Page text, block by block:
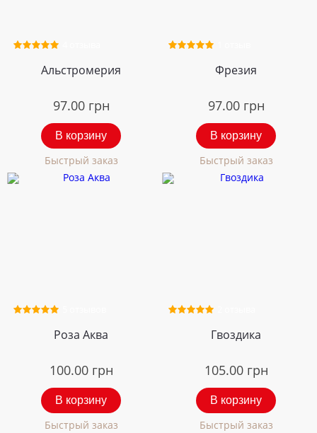
Альстромерия
97.00 грн
В корзину
Быстрый заказ
Фрезия
97.00 грн
В корзину
Быстрый заказ
Роза Аква
100.00 грн
В корзину
Быстрый заказ
Гвоздика
105.00 грн
В корзину
Быстрый заказ